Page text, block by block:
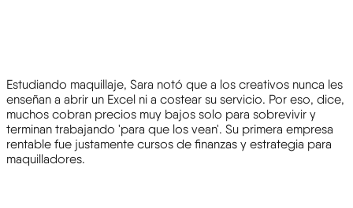
Estudiando maquillaje, Sara notó que a los creativos nunca les
enseñan a abrir un Excel ni a costear su servicio. Por eso, dice,
muchos cobran precios muy bajos solo para sobrevivir y
terminan trabajando 'para que los vean'. Su primera empresa
rentable fue justamente cursos de finanzas y estrategia para
maquilladores.